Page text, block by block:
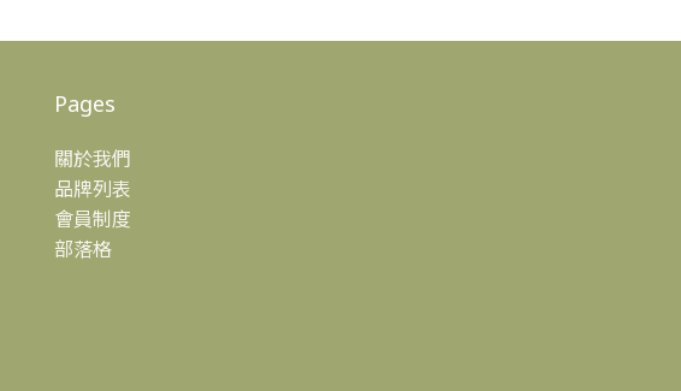
Pages
關於我們
品牌列表
會員制度
部落格